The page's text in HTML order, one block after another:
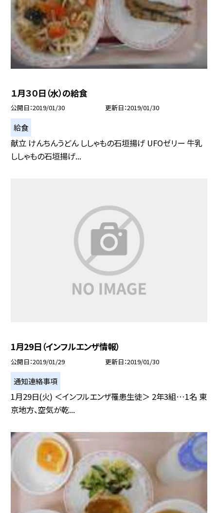
１月３０日（水）の給食
公開日 2019/01/30 更新日 2019/01/30
給食
献立 けんちんうどん ししゃもの石垣揚げ UFOゼリー 牛乳
ししゃもの石垣揚げ...
1月29日（インフルエンザ情報）
公開日 2019/01/29 更新日 2019/01/30
通知連絡事項
1月29日(火) ＜インフルエンザ罹患生徒＞ 2年3組…1名 東
京地方、空気が乾...